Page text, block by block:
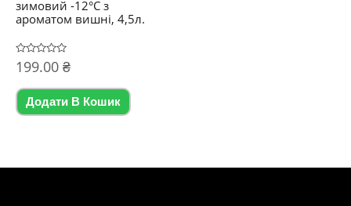
зимовий -12°C з
ароматом вишні, 4,5л.
Оцінено
в
з
199.00 ₴
Додати В Кошик